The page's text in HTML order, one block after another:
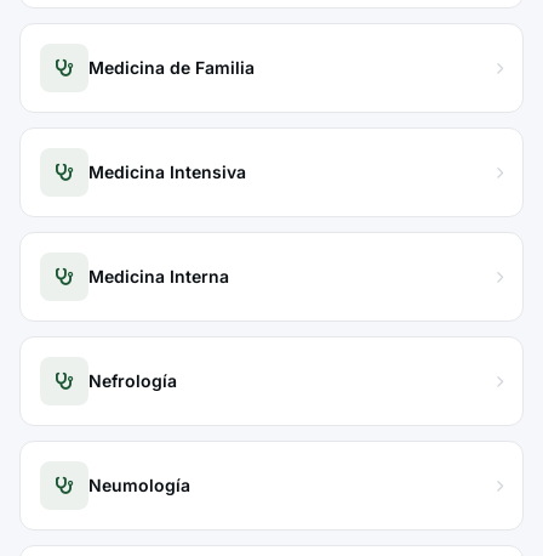
Medicina de Familia
Medicina Intensiva
Medicina Interna
Nefrología
Neumología